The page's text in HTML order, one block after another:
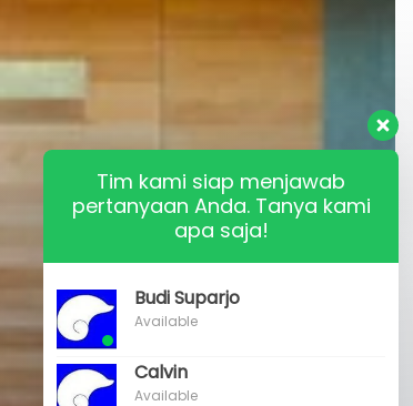
Tim kami siap menjawab
pertanyaan Anda. Tanya kami
apa saja!
Budi Suparjo
Available
Calvin
Available